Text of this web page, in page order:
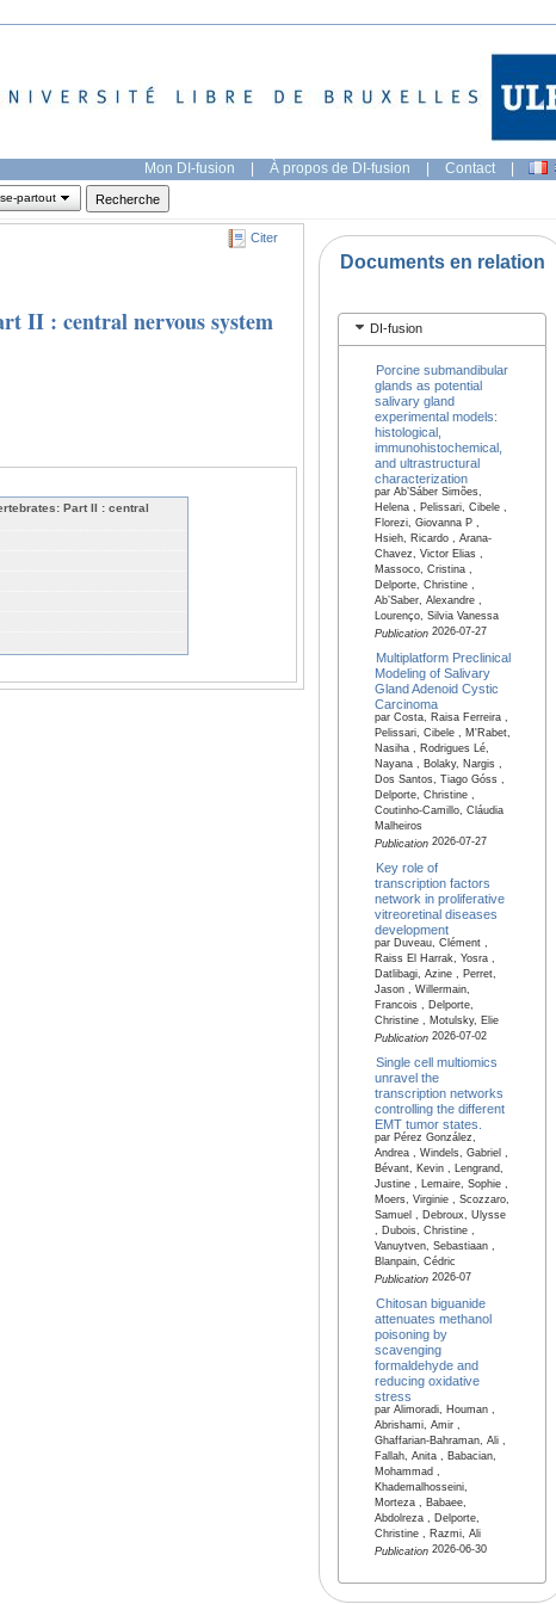
Mon DI-fusion | À propos de DI-fusion | Contact |
partout
Citer
II : central nervous system
Part II : central
Documents en relation
DI-fusion
Porcine submandibular
glands as potential
salivary gland
experimental models:
histological,
immunohistochemical,
and ultrastructural
characterization
par Ab’Sáber Simões,
Helena , Pelissari, Cibele ,
Florezi, Giovanna P ,
Hsieh, Ricardo , Arana-
Chavez, Victor Elias ,
Massoco, Cristina ,
Delporte, Christine ,
Ab’Saber, Alexandre ,
Lourenço, Silvia Vanessa
Publication2026-07-27
Multiplatform Preclinical
Modeling of Salivary
Gland Adenoid Cystic
Carcinoma
par Costa, Raisa Ferreira ,
Pelissari, Cibele , M'Rabet,
Nasiha , Rodrigues Lé,
Nayana , Bolaky, Nargis ,
Dos Santos, Tiago Góss ,
Delporte, Christine ,
Coutinho-Camillo, Cláudia
Malheiros
Publication2026-07-27
Key role of
transcription factors
network in proliferative
vitreoretinal diseases
development
par Duveau, Clément ,
Raiss El Harrak, Yosra ,
Datlibagi, Azine , Perret,
Jason , Willermain,
Francois , Delporte,
Christine , Motulsky, Elie
Publication2026-07-02
Single cell multiomics
unravel the
transcription networks
controlling the different
EMT tumor states.
par Pérez González,
Andrea , Windels, Gabriel ,
Bévant, Kevin , Lengrand,
Justine , Lemaire, Sophie ,
Moers, Virginie , Scozzaro,
Samuel , Debroux, Ulysse
, Dubois, Christine ,
Vanuytven, Sebastiaan ,
Blanpain, Cédric
Publication2026-07
Chitosan biguanide
attenuates methanol
poisoning by
scavenging
formaldehyde and
reducing oxidative
stress
par Alimoradi, Houman ,
Abrishami, Amir ,
Ghaffarian-Bahraman, Ali ,
Fallah, Anita , Babacian,
Mohammad ,
Khademalhosseini,
Morteza , Babaee,
Abdolreza , Delporte,
Christine , Razmi, Ali
Publication2026-06-30